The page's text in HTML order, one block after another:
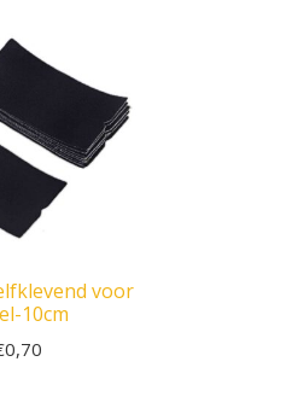
voor
10cm
0,70